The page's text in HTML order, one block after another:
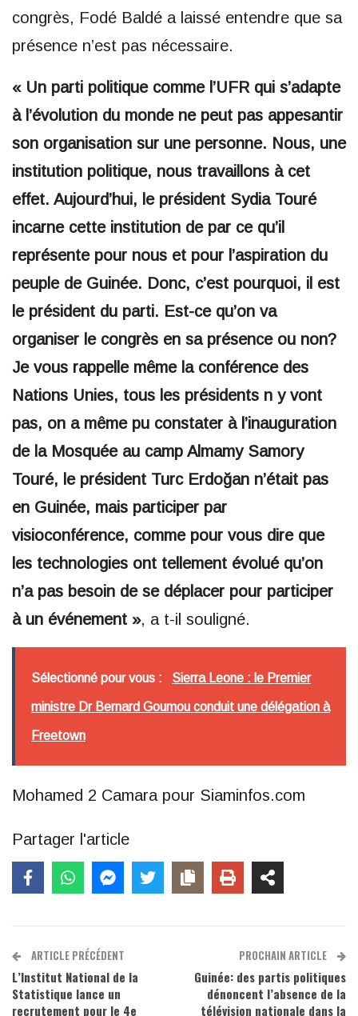
congrès, Fodé Baldé a laissé entendre que sa
présence n’est pas nécessaire.
« Un parti politique comme l’UFR qui s’adapte
à l’évolution du monde ne peut pas appesantir
son organisation sur une personne. Nous, une
institution politique, nous travaillons à cet
effet. Aujourd’hui, le président Sydia Touré
incarne cette institution de par ce qu’il
représente pour nous et pour l’aspiration du
peuple de Guinée. Donc, c’est pourquoi, il est
le président du parti. Est-ce qu’on va
organiser le congrès en sa présence ou non?
Je vous rappelle même la conférence des
Nations Unies, tous les présidents n y vont
pas, on a même pu constater à l’inauguration
de la Mosquée au camp Almamy Samory
Touré, le président Turc Erdoğan n’était pas
en Guinée, mais participer par
visioconférence, comme pour vous dire que
les technologies ont tellement évolué qu’on
n’a pas besoin de se déplacer pour participer
à un événement », a t-il souligné.
Sélectionné pour vous : Sierra Leone : le Premier
ministre Dr Bernard Goumou conduit une délégation à
Freetown
Mohamed 2 Camara pour Siaminfos.com
Partager l'article
ARTICLE PRÉCÉDENT
L’Institut National de la
Statistique lance un
recrutement pour le 4e
PROCHAIN ARTICLE
Guinée: des partis politiques
dénoncent l’absence de la
télévision nationale dans la